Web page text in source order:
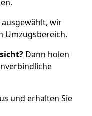
wir
Umzugsbereich.
Dann holen
und erhalten Sie